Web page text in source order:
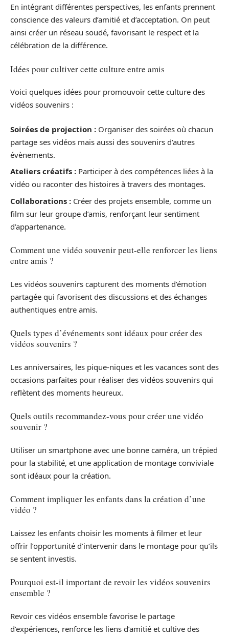
En intégrant différentes perspectives, les enfants prennent
conscience des valeurs d’amitié et d’acceptation. On peut
ainsi créer un réseau soudé, favorisant le respect et la
célébration de la différence.
Idées pour cultiver cette culture entre amis
Voici quelques idées pour promouvoir cette culture des
vidéos souvenirs :
Soirées de projection : Organiser des soirées où chacun
partage ses vidéos mais aussi des souvenirs d’autres
évènements.
Ateliers créatifs : Participer à des compétences liées à la
vidéo ou raconter des histoires à travers des montages.
Collaborations : Créer des projets ensemble, comme un
film sur leur groupe d’amis, renforçant leur sentiment
d’appartenance.
Comment une vidéo souvenir peut-elle renforcer les liens
entre amis ?
Les vidéos souvenirs capturent des moments d’émotion
partagée qui favorisent des discussions et des échanges
authentiques entre amis.
Quels types d’événements sont idéaux pour créer des
vidéos souvenirs ?
Les anniversaires, les pique-niques et les vacances sont des
occasions parfaites pour réaliser des vidéos souvenirs qui
reflètent des moments heureux.
Quels outils recommandez-vous pour créer une vidéo
souvenir ?
Utiliser un smartphone avec une bonne caméra, un trépied
pour la stabilité, et une application de montage conviviale
sont idéaux pour la création.
Comment impliquer les enfants dans la création d’une
vidéo ?
Laissez les enfants choisir les moments à filmer et leur
offrir l’opportunité d’intervenir dans le montage pour qu’ils
se sentent investis.
Pourquoi est-il important de revoir les vidéos souvenirs
ensemble ?
Revoir ces vidéos ensemble favorise le partage
d’expériences, renforce les liens d’amitié et cultive des